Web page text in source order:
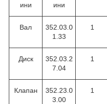
ини
ини
Вал
352.03.0
1.33
1
Диск
352.03.2
7.04
1
Клапан
352.23.0
3.00
1